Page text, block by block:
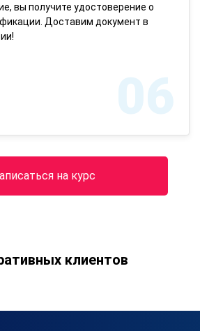
вы получите удостоверение о
Доставим документ в
06
на курс
клиентов